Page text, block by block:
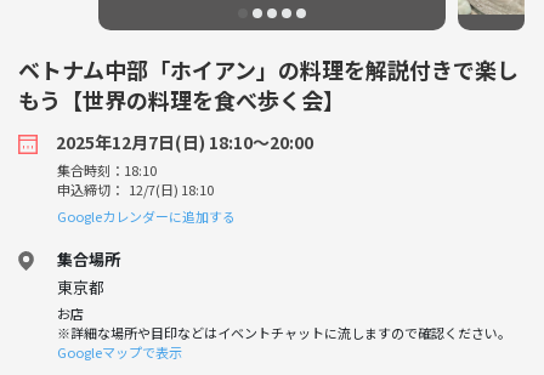
ベトナム中部「ホイアン」の料理を解説付きで楽し
もう【世界の料理を食べ歩く会】
2025年12月7日(日) 18:10〜20:00
集合時刻：18:10
申込締切： 12/7(日) 18:10
Googleカレンダーに追加する
集合場所
東京都
お店
※詳細な場所や目印などはイベントチャットに流しますので確認ください。
Googleマップで表示